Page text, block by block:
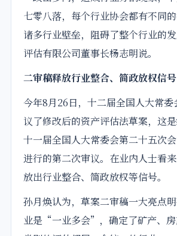
七零八落，每个行业协会都有不同
诸多行业壁垒，阻碍了整个行业的
评估有限公司董事长杨志明说。
二审稿释放行业整合、简政放权信号
今年8月26日，十二届全国人大常
议了修改后的资产评估法草案，这
十一届全国人大常委会第二十五次会
进行的第二次审议。在业内人士看
放出行业整合、简政放权等信号。
孙月焕认为，草案二审稿一大亮点
业是“一业多会”，确定了矿产、房